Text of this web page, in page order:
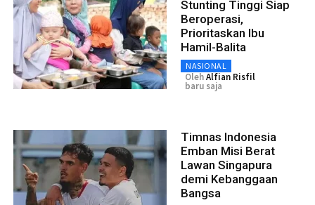
Stunting Tinggi Siap
Beroperasi,
Prioritaskan Ibu
Hamil-Balita
NASIONAL
OlehAlfian Risfil
baru saja
Timnas Indonesia
Emban Misi Berat
Lawan Singapura
demi Kebanggaan
Bangsa